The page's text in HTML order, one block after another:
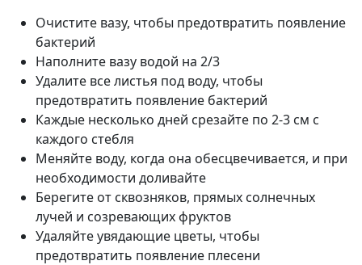
Очистите вазу, чтобы предотвратить появление
бактерий
Наполните вазу водой на 2/3
Удалите все листья под воду, чтобы
предотвратить появление бактерий
Каждые несколько дней срезайте по 2-3 см с
каждого стебля
Меняйте воду, когда она обесцвечивается, и при
необходимости доливайте
Берегите от сквозняков, прямых солнечных
лучей и созревающих фруктов
Удаляйте увядающие цветы, чтобы
предотвратить появление плесени